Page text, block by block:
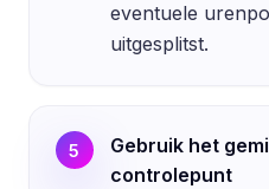
eventuele
uitgesplitst.
5
Gebruik het
controlepunt